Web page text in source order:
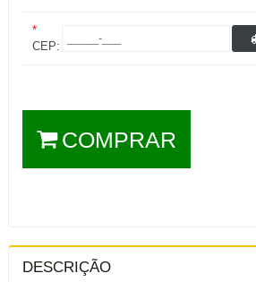
*
CEP:
COMPRAR
DESCRIÇÃO